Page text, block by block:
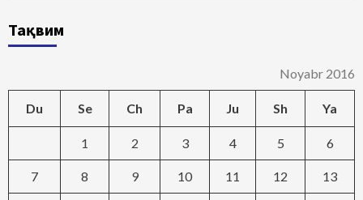
Тақвим
Noyabr 2016
Du Se Ch Pa Ju Sh Ya
1 2 3 4 5 6
7 8 9 10 11 12 13